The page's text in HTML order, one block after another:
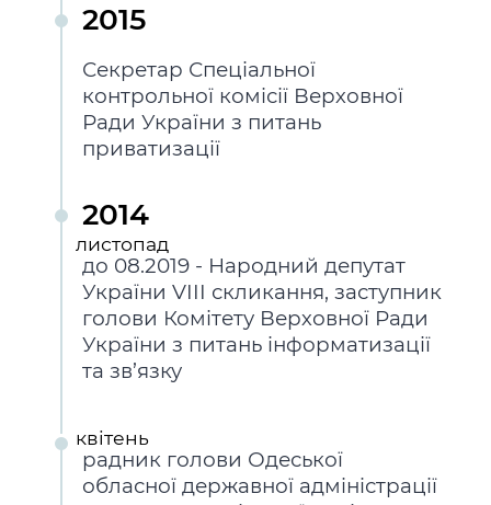
2015
Секретар Спеціальної
контрольної комісії Верховної
Ради України з питань
приватизації
2014
листопад
до 08.2019 - Народний депутат
України VIII скликання, заступник
голови Комітету Верховної Ради
України з питань інформатизації
та зв’язку
квiтень
радник голови Одеської
обласної державної адміністрації